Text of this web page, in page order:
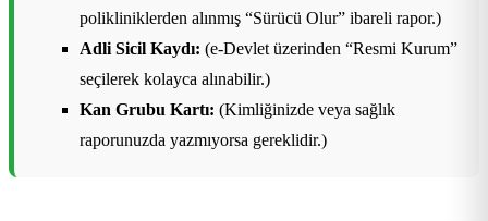
polikliniklerden alınmış “Sürücü Olur” ibareli rapor.)
Adli Sicil Kaydı: (e-Devlet üzerinden “Resmi Kurum”
seçilerek kolayca alınabilir.)
Kan Grubu Kartı: (Kimliğinizde veya sağlık
raporunuzda yazmıyorsa gereklidir.)